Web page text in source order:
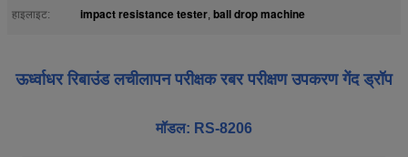
हाइलाइट:
impact resistance tester, ball drop machine
ऊर्ध्वाधर रिबाउंड लचीलापन परीक्षक रबर परीक्षण उपकरण गेंद ड्रॉप
मॉडल: RS-8206